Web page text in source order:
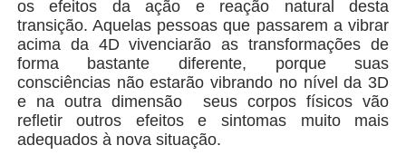
os efeitos da ação e reação natural desta
transição. Aquelas pessoas que passarem a vibrar
acima da 4D vivenciarão as transformações de
forma bastante diferente, porque suas
consciências não estarão vibrando no nível da 3D
e na outra dimensão
seus corpos físicos vão
refletir outros efeitos e sintomas muito mais
adequados à nova situação.